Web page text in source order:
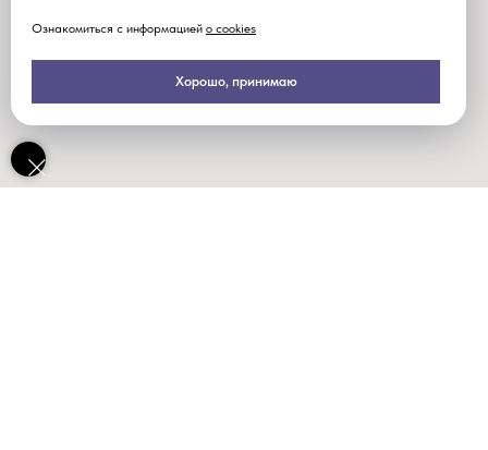
Ознакомиться с информацией о cookies
Хорошо, принимаю